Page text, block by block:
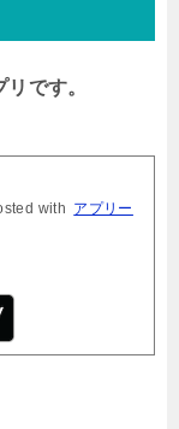
です。
with アプリー